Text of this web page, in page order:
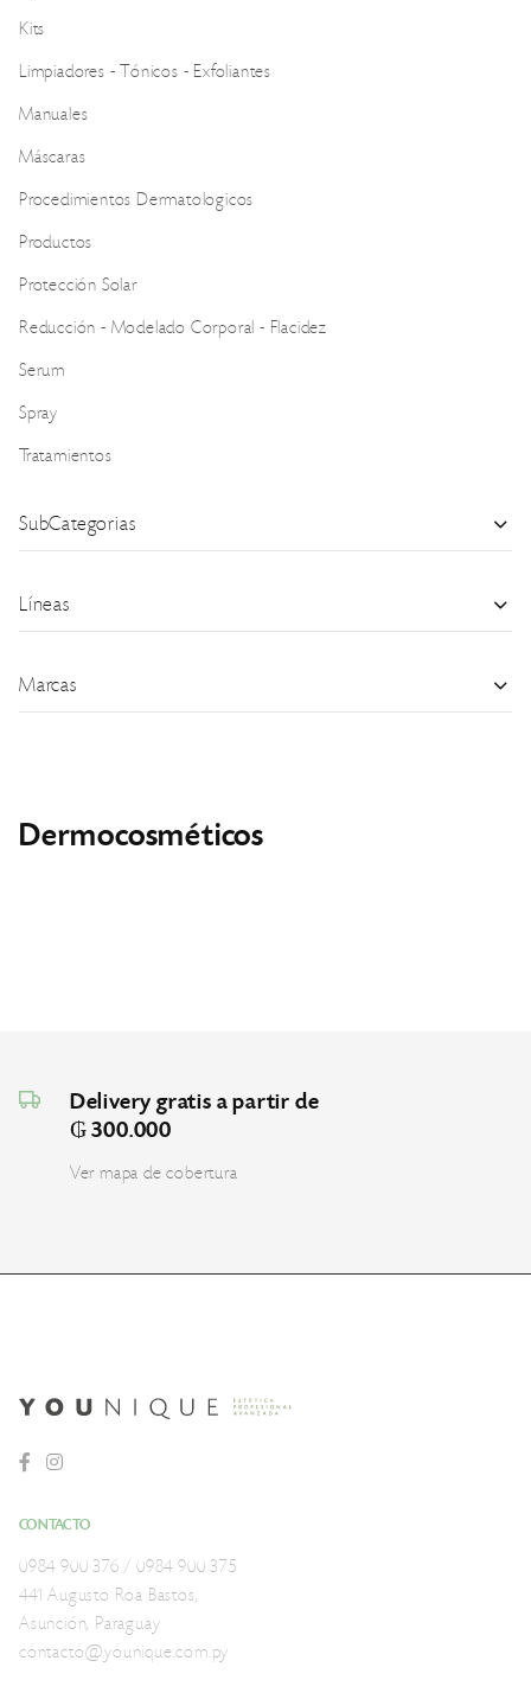
Kits
Limpiadores - Tónicos - Exfoliantes
Manuales
Máscaras
Procedimientos Dermatologicos
Productos
Protección Solar
Reducción - Modelado Corporal - Flacidez
Serum
Spray
Tratamientos
SubCategorias
Líneas
Marcas
Dermocosméticos
Delivery gratis a partir de
₲ 300.000
Ver mapa de cobertura
CONTACTO
0984 900 376 / 0984 900 375
441 Augusto Roa Bastos,
Asunción, Paraguay
contacto@younique.com.py